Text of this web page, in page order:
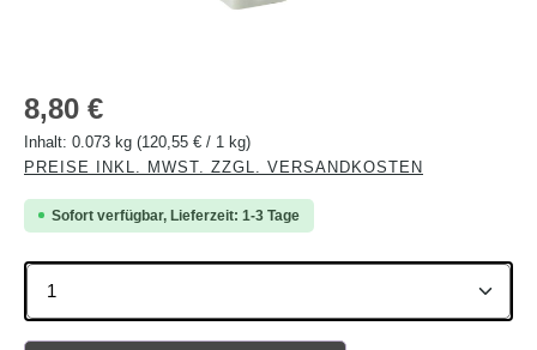
Regulärer Preis:
8,80 €
Inhalt: 0.073 kg (120,55 € / 1 kg)
PREISE INKL. MWST. ZZGL. VERSANDKOSTEN
Sofort verfügbar, Lieferzeit: 1-3 Tage
Produkt Anzahl: Gib den gewünschten Wert ein